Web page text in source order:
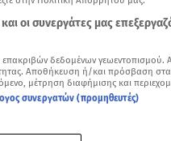
και οι συνεργάτες μας
δεδομένων γεωεντοπισμού.
Αποθήκευση ή/και πρόσβαση στα
μέτρηση διαφήμισης και
συνεργατών (προμηθευτές)